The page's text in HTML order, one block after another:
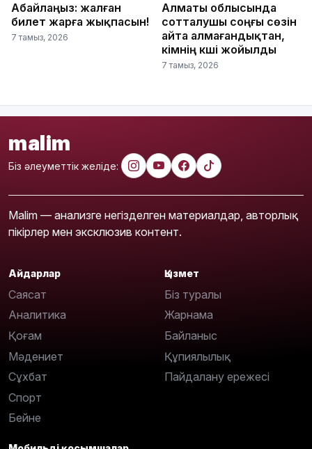
Абайлаңыз: жалған
билет жарға жықпасын!
7 тамыз, 2026
Алматы облысында
сотталушы соңғы сөзін
айта алмағандықтан,
үкімнің күші жойылды
7 тамыз, 2026
malim
Біз әлеуметтік желіде:
Malim — анализге негізделген материалдар, авторлық
пікірлер мен эксклюзив контент.
Айдарлар
Саясат
Аналитика
Қоғам
Мәдениет
Сұхбат
Спорт
Бейне
Қызмет
Біз туралы
Жарнама
Байланыс
Құпиялылық
Пайдалану ережесі